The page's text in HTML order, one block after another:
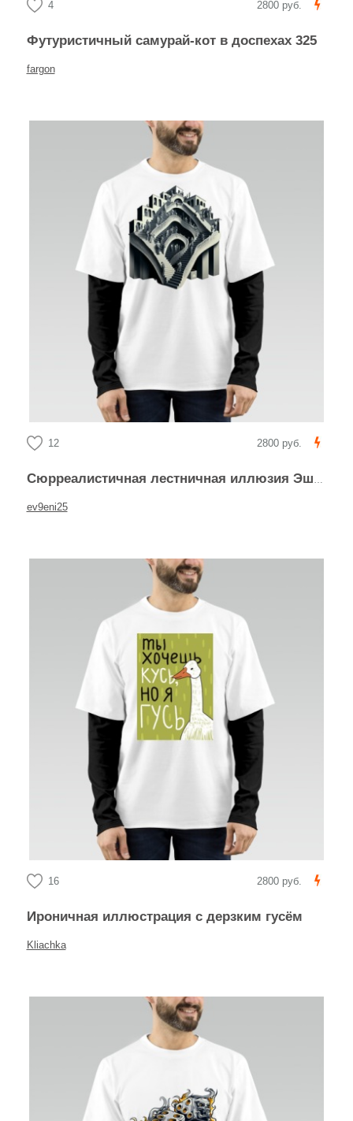
4 2800 руб.
Футуристичный самурай-кот в доспехах 325
fargon
12 2800 руб.
Сюрреалистичная лестничная иллюзия Эшера
ev9eni25
16 2800 руб.
Ироничная иллюстрация с дерзким гусём
Kliachka